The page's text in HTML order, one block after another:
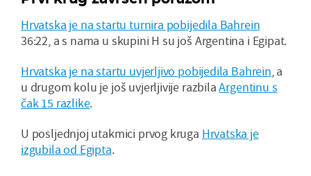
Hrvatska je na startu turnira pobijedila Bahrein
36:22, a s nama u skupini H su još Argentina i Egipat.
Hrvatska je na startu uvjerljivo pobijedila Bahrein , a
u drugom kolu je još uvjerljivije razbilaArgentinu s
čak 15 razlike.
U posljednjoj utakmici prvog kruga Hrvatska je
izgubila od Egipta.